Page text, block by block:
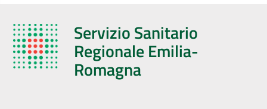
Servizio Sanitario
Regionale Emilia-
Romagna